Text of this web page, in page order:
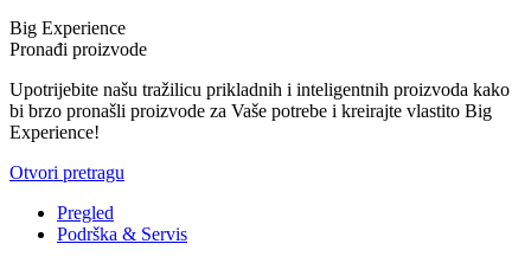
Big Experience
Pronađi proizvode
Upotrijebite našu tražilicu prikladnih i inteligentnih proizvoda kako
bi brzo pronašli proizvode za Vaše potrebe i kreirajte vlastito Big
Experience!
Otvori pretragu
Pregled
Podrška & Servis